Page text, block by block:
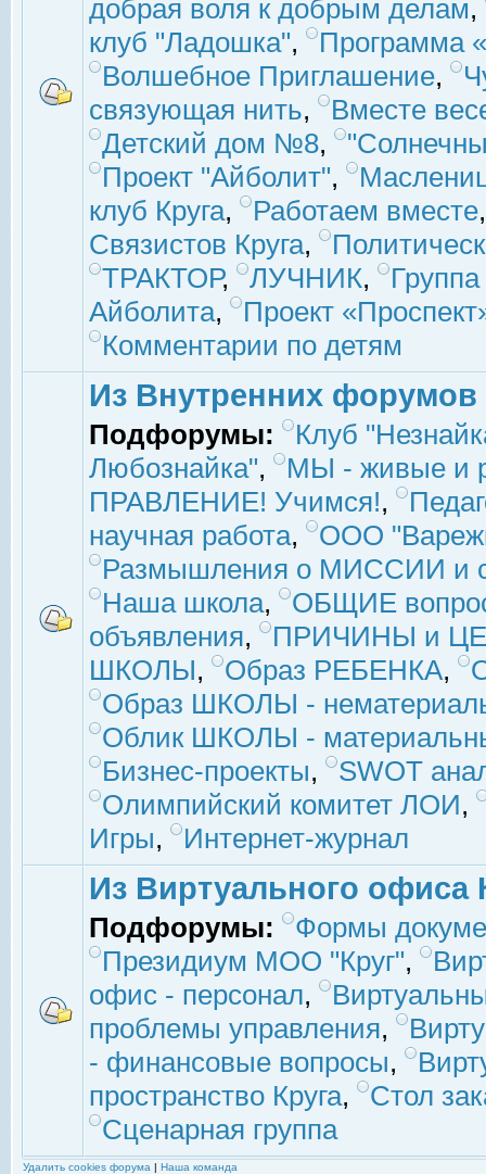
добрая воля к добрым делам,
клуб "Ладошка",
Программа
Волшебное Приглашение,
связующая нить,
Вместе
Детский дом №8,
Проект "Айболит",
клуб Круга, Работаем вместе
Связистов Круга,
ТРАКТОР, ЛУЧНИК,
Айболита,
Проект
Комментарии по детям
Из Внутренних форумов
Подфорумы:
Клуб
Любознайка",
МЫ - живые и
ПРАВЛЕНИЕ! Учимся!,
научная работа,
ООО
Размышления о МИССИИ и
Наша школа,
ОБЩИЕ
объявления,
ПРИЧИНЫ и
ШКОЛЫ, Образ РЕБЕНКА,
Образ ШКОЛЫ -
Облик ШКОЛЫ -
Бизнес-проекты,
SWOT
Олимпийский комитет ЛОИ,
Игры, Интернет-журнал
Из Виртуального офиса
Подфорумы:
Формы
Президиум МОО "Круг",
офис - персонал,
проблемы управления,
- финансовые вопросы,
пространство Круга,
Стол
Сценарная группа
Удалить cookies форума | Наша команда